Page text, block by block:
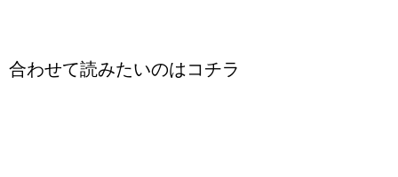
合わせて読みたいのはコチラ